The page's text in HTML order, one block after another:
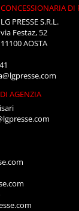
CONCESSIONARIA DI
LG PRESSE S.R.L.
via Festaz, 52
11100 AOSTA
AGENZIA